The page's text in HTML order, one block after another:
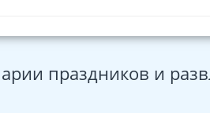
праздников и